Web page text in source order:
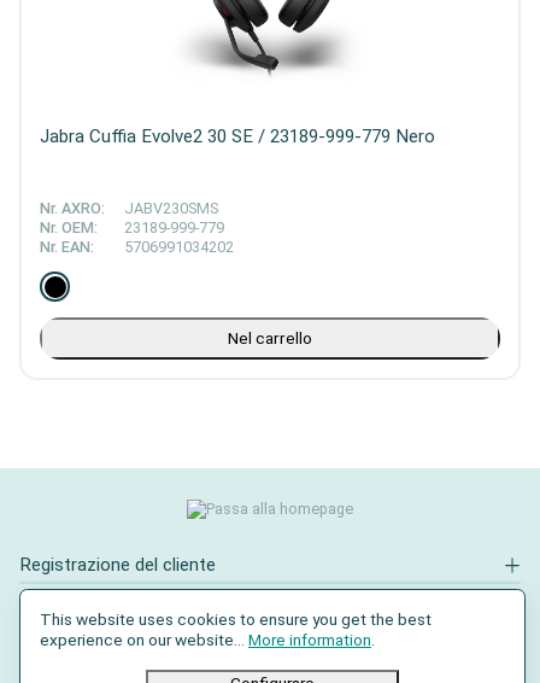
Jabra Cuffia Evolve2 30 SE / 23189-999-779 Nero
Nr. AXRO:
JABV230SMS
Nr. OEM:
23189-999-779
Nr. EAN:
5706991034202
Nel carrello
Registrazione del cliente
Contatto
This website uses cookies to ensure you get the best
experience on our website... More information